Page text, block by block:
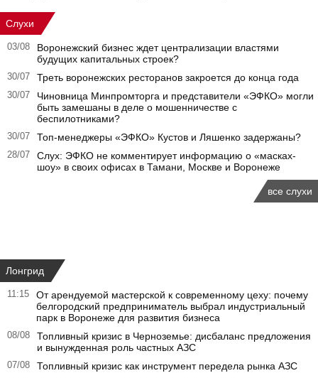
Слухи
03/08
Воронежский бизнес ждет централизации властями
будущих капитальных строек?
30/07 Треть воронежских ресторанов закроется до конца года
30/07
Чиновница Минпромторга и представители «ЭФКО» могли
быть замешаны в деле о мошенничестве с
беспилотниками?
30/07 Топ-менеджеры «ЭФКО» Кустов и Ляшенко задержаны?
28/07
Слух: ЭФКО не комментирует информацию о «масках-
шоу» в своих офисах в Тамани, Москве и Воронеже
все слухи
Лонгрид
11:15
От арендуемой мастерской к современному цеху: почему
белгородский предприниматель выбрал индустриальный
парк в Воронеже для развития бизнеса
08/08
Топливный кризис в Черноземье: дисбаланс предложения
и вынужденная роль частных АЗС
07/08 Топливный кризис как инструмент передела рынка АЗС